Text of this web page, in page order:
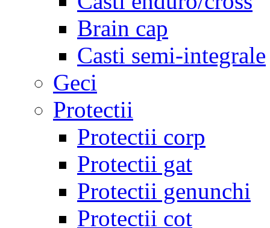
Brain cap
Casti semi-integrale
Geci
Protectii
Protectii corp
Protectii gat
Protectii genunchi
Protectii cot